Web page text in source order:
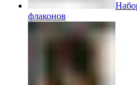
флаконов